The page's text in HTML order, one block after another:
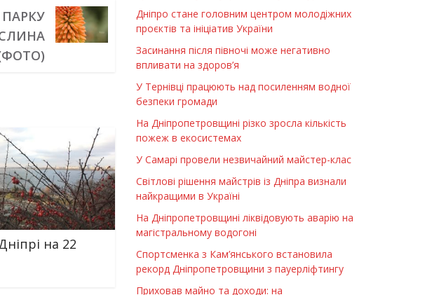
на 22
Дніпро стане головним центром молодіжних
проєктів та ініціатив України
Засинання після півночі може негативно
впливати на здоров’я
У Тернівці працюють над посиленням водної
безпеки громади
На Дніпропетровщині різко зросла кількість
пожеж в екосистемах
У Самарі провели незвичайний майстер-клас
Світлові рішення майстрів із Дніпра визнали
найкращими в Україні
На Дніпропетровщині ліквідовують аварію на
магістральному водогоні
Спортсменка з Кам’янського встановила
рекорд Дніпропетровщини з пауерліфтингу
Приховав майно та доходи: на